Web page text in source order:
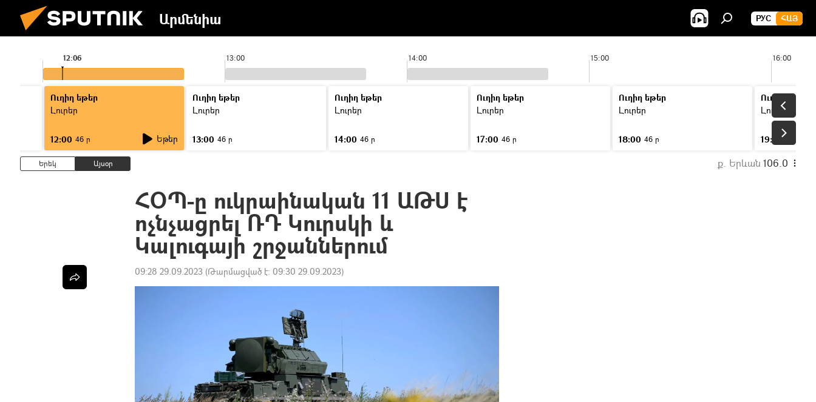
Արմենիա РУС ՀԱՅ
13:00 14:00 15:00 16:00
12:06
Ուղիղ եթեր
Լուրեր
12:00 46 ր Եթեր
Ուղիղ եթեր
Լուրեր
13:00 46 ր
Ուղիղ եթեր
Լուրեր
14:00 46 ր
Ուղիղ եթեր
Լուրեր
17:00 46 ր
Ուղիղ եթեր
Լուրեր
18:00 46 ր
Ուղիղ եթեր
Լուրեր
19:00
Երեկ Այսօր ք. Երևան 106.0
ՀՕՊ-ը ուկրաինական 11 ԱԹՍ է
ոչնչացրել ՌԴ Կուրսկի և
Կալուգայի շրջաններում
09:28 29.09.2023 (Թարմացված է: 09:30 29.09.2023)